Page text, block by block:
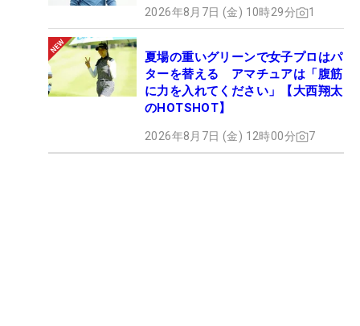
2026年8月7日 (金) 10時29分 1
夏場の重いグリーンで女子プロはパ
ターを替える アマチュアは「腹筋
に力を入れてください」【大西翔太
のHOTSHOT】
2026年8月7日 (金) 12時00分 7